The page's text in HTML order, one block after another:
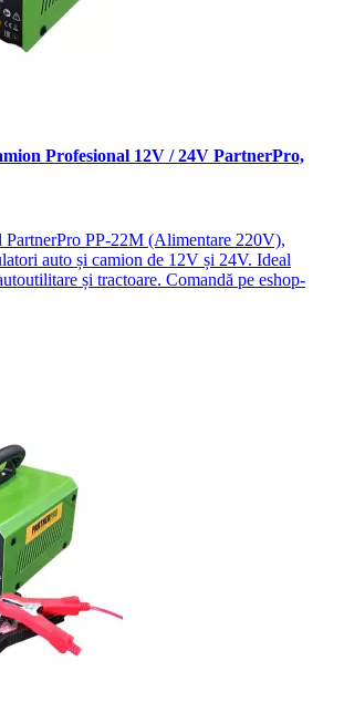
Profesional 12V / 24V PartnerPro,
PartnerPro PP-22M (Alimentare 220V),
auto și camion de 12V și 24V. Ideal
și tractoare. Comandă pe eshop-